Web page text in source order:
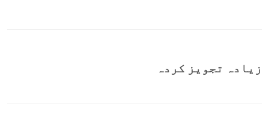
زیادہ تجویز کردہ